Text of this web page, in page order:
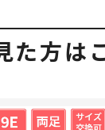
た方は